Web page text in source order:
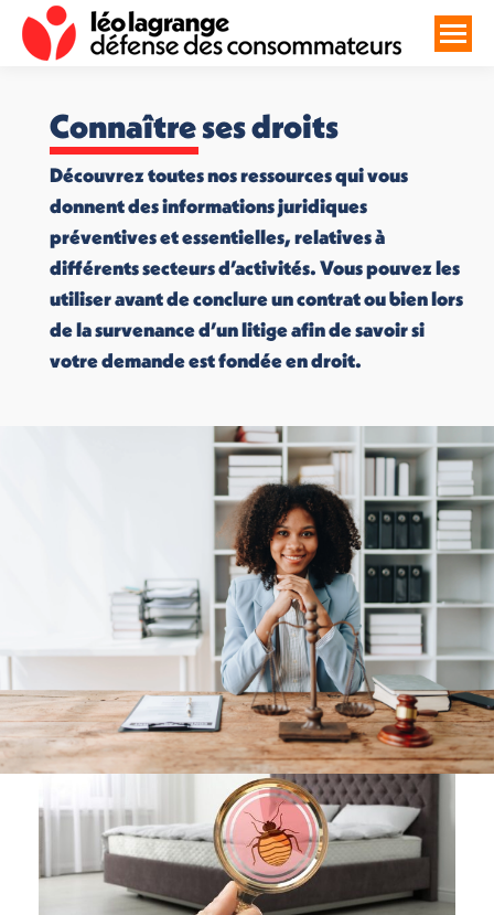
Connaître ses droits
Découvrez toutes nos ressources qui vous
donnent des informations juridiques
préventives et essentielles, relatives à
différents secteurs d’activités. Vous pouvez les
utiliser avant de conclure un contrat ou bien lors
de la survenance d’un litige afin de savoir si
votre demande est fondée en droit.